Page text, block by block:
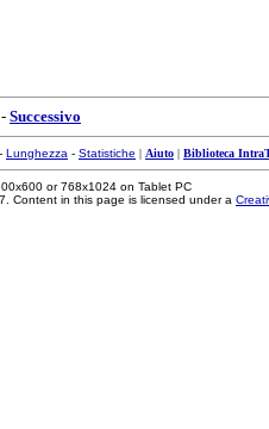
- Successivo
- Lunghezza - Statistiche | Aiuto | Biblioteca
or 768x1024 on Tablet PC
Content in this page is licensed under a